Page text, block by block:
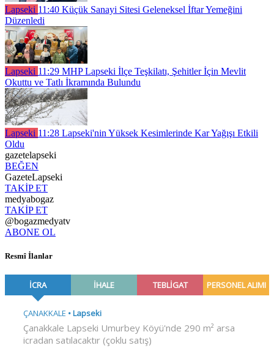
Lapseki 11:40 Küçük Sanayi Sitesi Geleneksel İftar Yemeğini
Düzenledi
Lapseki 11:29 MHP Lapseki İlçe Teşkilatı, Şehitler İçin Mevlit
Okuttu ve Tatlı İkramında Bulundu
Lapseki 11:28 Lapseki'nin Yüksek Kesimlerinde Kar Yağışı Etkili
Oldu
gazetelapseki
BEĞEN
GazeteLapseki
TAKİP ET
medyabogaz
TAKİP ET
@bogazmedyatv
ABONE OL
Resmî İlanlar